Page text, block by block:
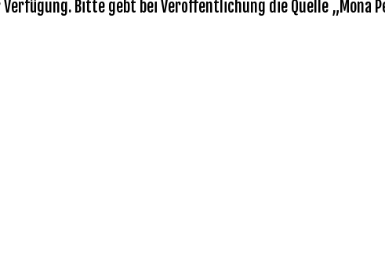
Bitte gebt bei Veröffentlichung die Quelle „Mona